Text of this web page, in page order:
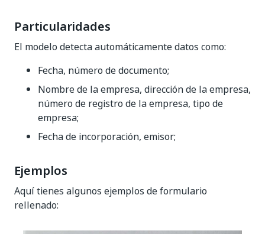
Particularidades
El modelo detecta automáticamente datos como:
Fecha, número de documento;
Nombre de la empresa, dirección de la empresa,
número de registro de la empresa, tipo de
empresa;
Fecha de incorporación, emisor;
Ejemplos
Aquí tienes algunos ejemplos de formulario
rellenado: